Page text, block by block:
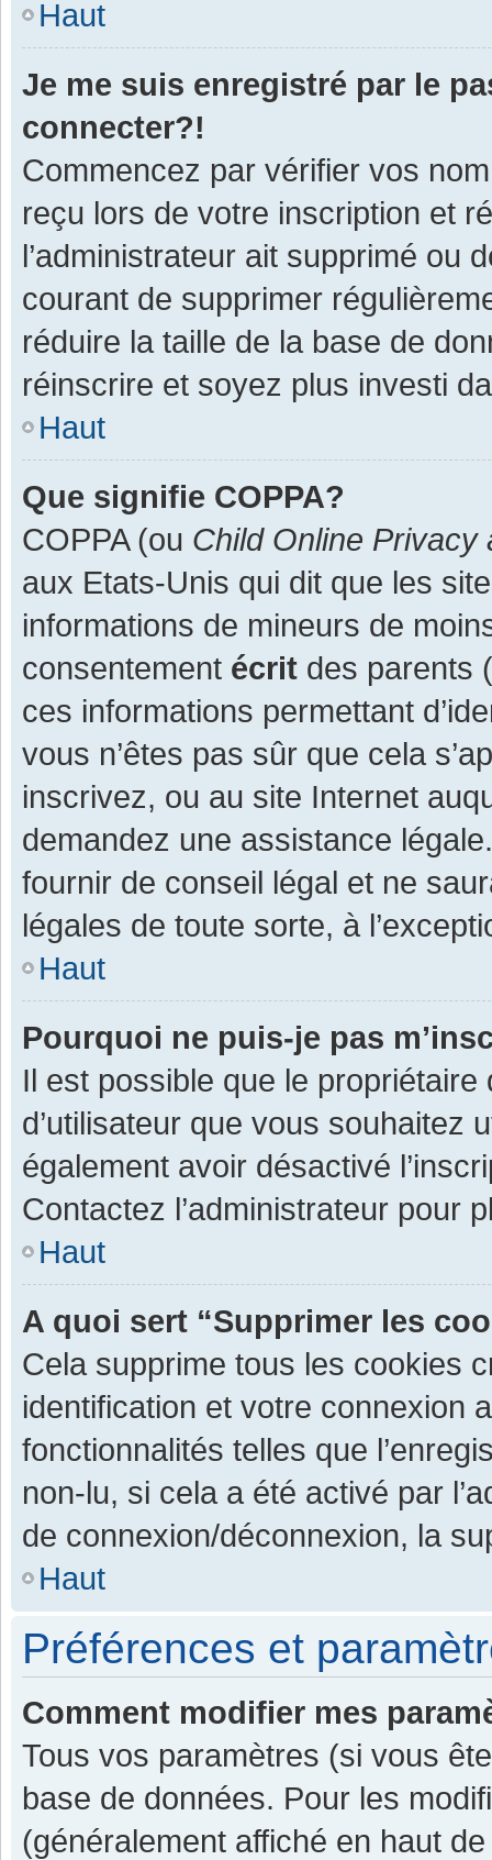
Haut
Je me suis enregistré par le
connecter?!
Commencez par vérifier vos
reçu lors de votre inscription et
l’administrateur ait supprimé ou
courant de supprimer
réduire la taille de la base de
réinscrire et soyez plus investi
Haut
Que signifie COPPA?
COPPA (ou Child Online Privacy
aux Etats-Unis qui dit que les
informations de mineurs de
consentement écrit des parents
ces informations permettant
vous n’êtes pas sûr que cela
inscrivez, ou au site Internet
demandez une assistance
fournir de conseil légal et ne
légales de toute sorte, à
Haut
Pourquoi ne puis-je pas
Il est possible que le
d’utilisateur que vous souhaitez
également avoir désactivé
Contactez l’administrateur pour
Haut
A quoi sert “Supprimer les
Cela supprime tous les cookies
identification et votre connexion
fonctionnalités telles que
non-lu, si cela a été activé par
de connexion/déconnexion, la
Haut
Préférences et
Comment modifier mes
Tous vos paramètres (si vous
base de données. Pour les
(généralement affiché en haut